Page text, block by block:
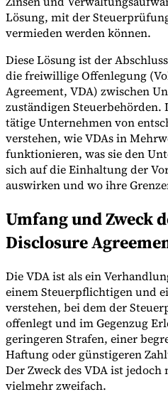
Expert Tax Series
Indirekte Steuern im elektronischen
GolfregionAufbau eines
SteuernKohlenstoffsteuern und
Werkzeuge
VAT-RechnerGST-Rechner
NummernprüferTracker für E-
Lösung, mit der
vermieden werden können.
Diese Lösung ist der
die freiwillige Offenlegung
Agreement, VDA) zwischen
zuständigen
tätige Unternehmen von
verstehen, wie VDAs in
funktionieren, was sie den
sich auf die Einhaltung der
auswirken und wo ihre
Umfang und Zweck
Disclosure
Die VDA ist als ein
einem Steuerpflichtigen und
verstehen, bei dem der
offenlegt und im Gegenzug
geringeren Strafen, einer
Haftung oder günstigeren
Der Zweck des VDA ist
vielmehr zweifach.